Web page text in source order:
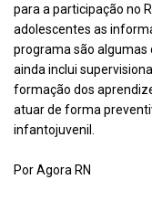
para a participação no
adolescentes as
programa são algumas
ainda inclui
formação dos
atuar de forma
infantojuvenil.
Por Agora RN